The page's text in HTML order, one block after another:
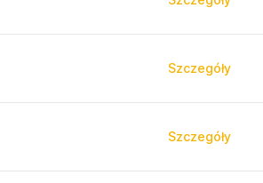
Szczegóły
Szczegóły